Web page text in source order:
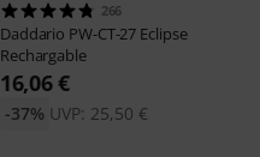
266
Daddario PW-CT-27 Eclipse
Rechargable
16,06 €
UVP: 25,50 €
-37%